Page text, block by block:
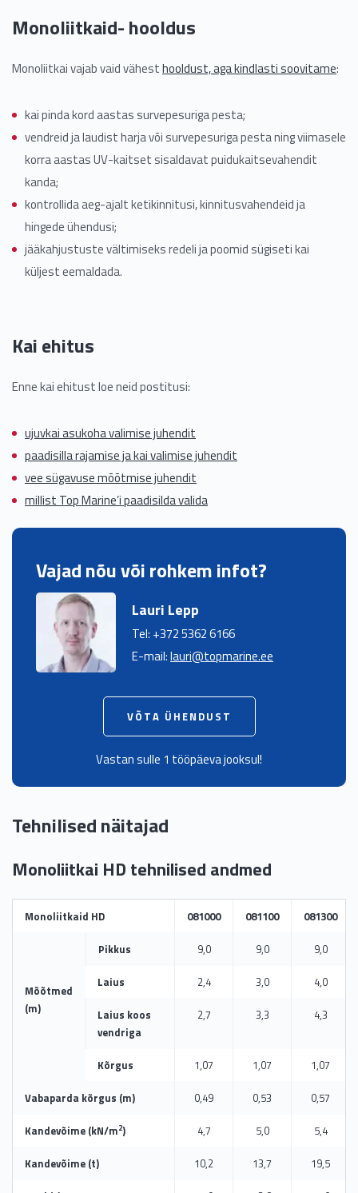
Monoliitkaid- hooldus
Monoliitkai vajab vaid vähesthooldust, aga kindlasti soovitame:
kai pinda kord aastas survepesuriga pesta;
vendreid ja laudist harja või survepesuriga pesta ning viimasele
korra aastas UV-kaitset sisaldavat puidukaitsevahendit
kanda;
kontrollida aeg-ajalt ketikinnitusi, kinnitusvahendeid ja
hingede ühendusi;
jääkahjustuste vältimiseks redeli ja poomid sügiseti kai
küljest eemaldada.
Kai ehitus
Enne kai ehitust loe neid postitusi:
ujuvkai asukoha valimise juhendit
paadisilla rajamise ja kai valimise juhendit
vee sügavuse mõõtmise juhendit
millist Top Marine’i paadisilda valida
Vastan sulle 1 tööpäeva jooksul!
VÕTA ÜHENDUST
Vajad nõu või rohkem infot?
Lauri Lepp
Tel: +372 5362 6166
E-mail:lauri@topmarine.ee
Tehnilised näitajad
Monoliitkai HD tehnilised andmed
Monoliitkaid HD 081000 081100 081300
Mõõtmed
(m)
Pikkus 9,0 9,0 9,0
Laius 2,4 3,0 4,0
Laius koos
vendriga
2,7 3,3 4,3
Kõrgus 1,07 1,07 1,07
Vabaparda kõrgus (m) 0,49 0,53 0,57
Kandevõime (kN/m2) 4,7 5,0 5,4
Kandevõime (t) 10,2 13,7 19,5